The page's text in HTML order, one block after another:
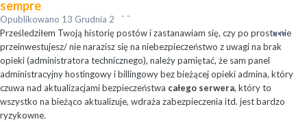
sempre
Opublikowano 13 Grudnia 2022
Prześledziłem Twoją historię postów i zastanawiam się, czy po prostu nie
przeinwestujesz/ nie narazisz się na niebezpieczeństwo z uwagi na brak
opieki (administratora technicznego), należy pamiętać, że sam panel
administracyjny hostingowy i billingowy bez bieżącej opieki admina, który
czuwa nad aktualizacjami bezpieczeństwa całego serwera, który to
wszystko na bieżąco aktualizuje, wdraża zabezpieczenia itd. jest bardzo
ryzykowne.